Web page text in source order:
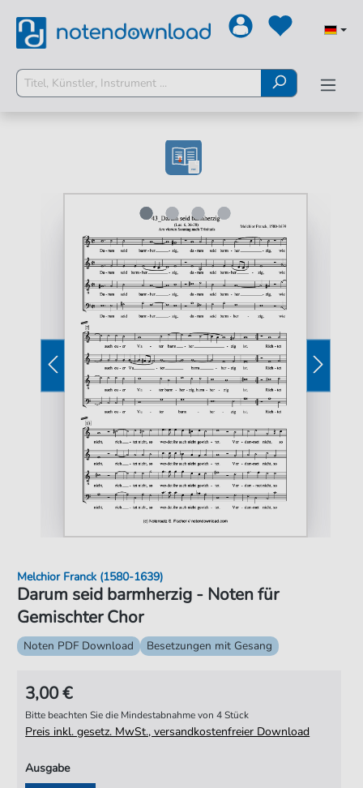
Darum seid barmherzig - Noten für
Gemischter Chor
Melchior Franck (1580-1639)
Noten PDF Download Besetzungen mit Gesang
3,00 €
Bitte beachten Sie die Mindestabnahme von 4 Stück
Preis inkl. gesetz. MwSt., versandkostenfreier Download
Ausgabe